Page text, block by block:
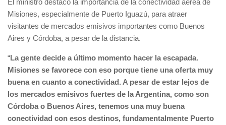
Misiones, especialmente de Puerto Iguazú, para atraer
visitantes de mercados emisivos importantes como Buenos
Aires y Córdoba, a pesar de la distancia.
“La gente decide a último momento hacer la escapada.
Misiones se favorece con eso porque tiene una oferta muy
buena en cuanto a conectividad. A pesar de estar lejos de
los mercados emisivos fuertes de la Argentina, como son
Córdoba o Buenos Aires, tenemos una muy buena
conectividad con esos destinos, fundamentalmente Puerto